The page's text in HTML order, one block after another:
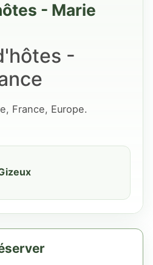
- Marie
-
France, Europe.